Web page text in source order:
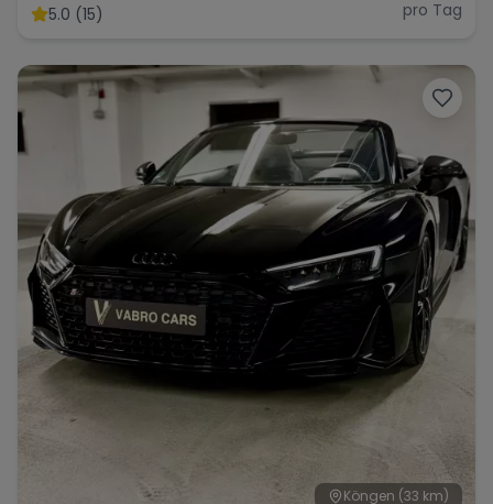
Range Rover Corvette
5.0 (15) pro Tag
Köngen (33 km)